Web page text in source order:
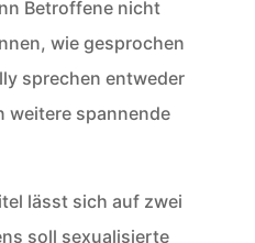
Betroffene nicht
wie gesprochen
sprechen entweder
weitere spannende
lässt sich auf zwei
soll sexualisierte